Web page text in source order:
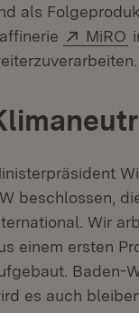
als
Extern:
MiRO
beschlossen,
Wir
einem ersten
Baden-
es auch